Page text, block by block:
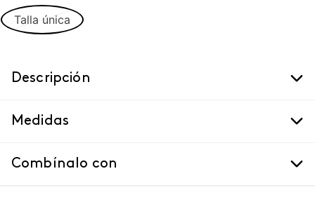
Talla única
Descripción
Medidas
Combínalo con